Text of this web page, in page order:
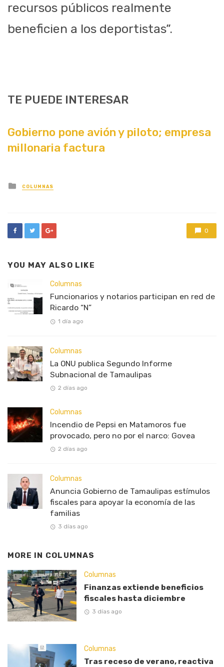
recursos públicos realmente
beneficien a los deportistas”.
TE PUEDE INTERESAR
Gobierno pone avión y piloto; empresa
millonaria factura
Posted
in
COLUMNAS
0
YOU MAY ALSO LIKE
Columnas
Funcionarios y notarios participan en red de
Ricardo “N”
1 día ago
Columnas
La ONU publica Segundo Informe
Subnacional de Tamaulipas
2 días ago
Columnas
Incendio de Pepsi en Matamoros fue
provocado, pero no por el narco: Govea
2 días ago
Columnas
Anuncia Gobierno de Tamaulipas estímulos
fiscales para apoyar la economía de las
familias
3 días ago
MORE IN COLUMNAS
Columnas
Finanzas extiende beneficios
fiscales hasta diciembre
3 días ago
Columnas
Tras receso de verano, reactiva